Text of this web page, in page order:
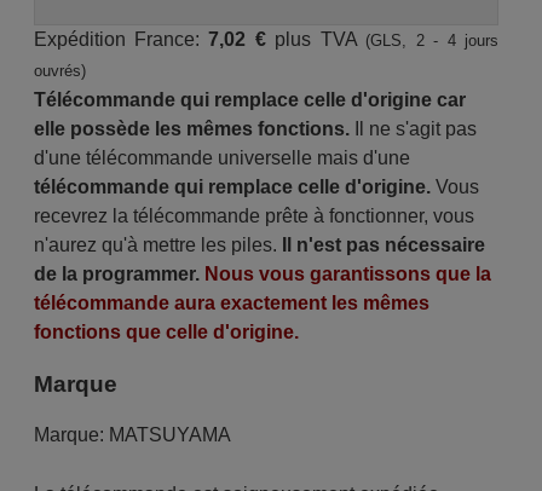
Expédition France:7,02 €plus TVA (GLS, 2 - 4 jours
ouvrés)
Télécommande qui remplace celle d'origine car
elle possède les mêmes fonctions.Il ne s'agit pas
d'une télécommande universelle mais d'une
télécommande qui remplace celle d'origine.Vous
recevrez la télécommande prête à fonctionner, vous
n'aurez qu'à mettre les piles.
Il n'est pas nécessaire
de la programmer. Nous vous garantissons que la
télécommande aura exactement les mêmes
fonctions que celle d'origine.
Marque
Marque: MATSUYAMA